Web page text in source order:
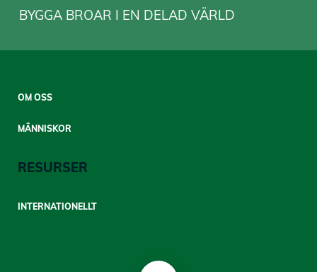
BYGGA BROAR I EN DELAD VÄRLD
Sitemap
Mobile
OM OSS
MÄNNISKOR
RESURSER
INTERNATIONELLT